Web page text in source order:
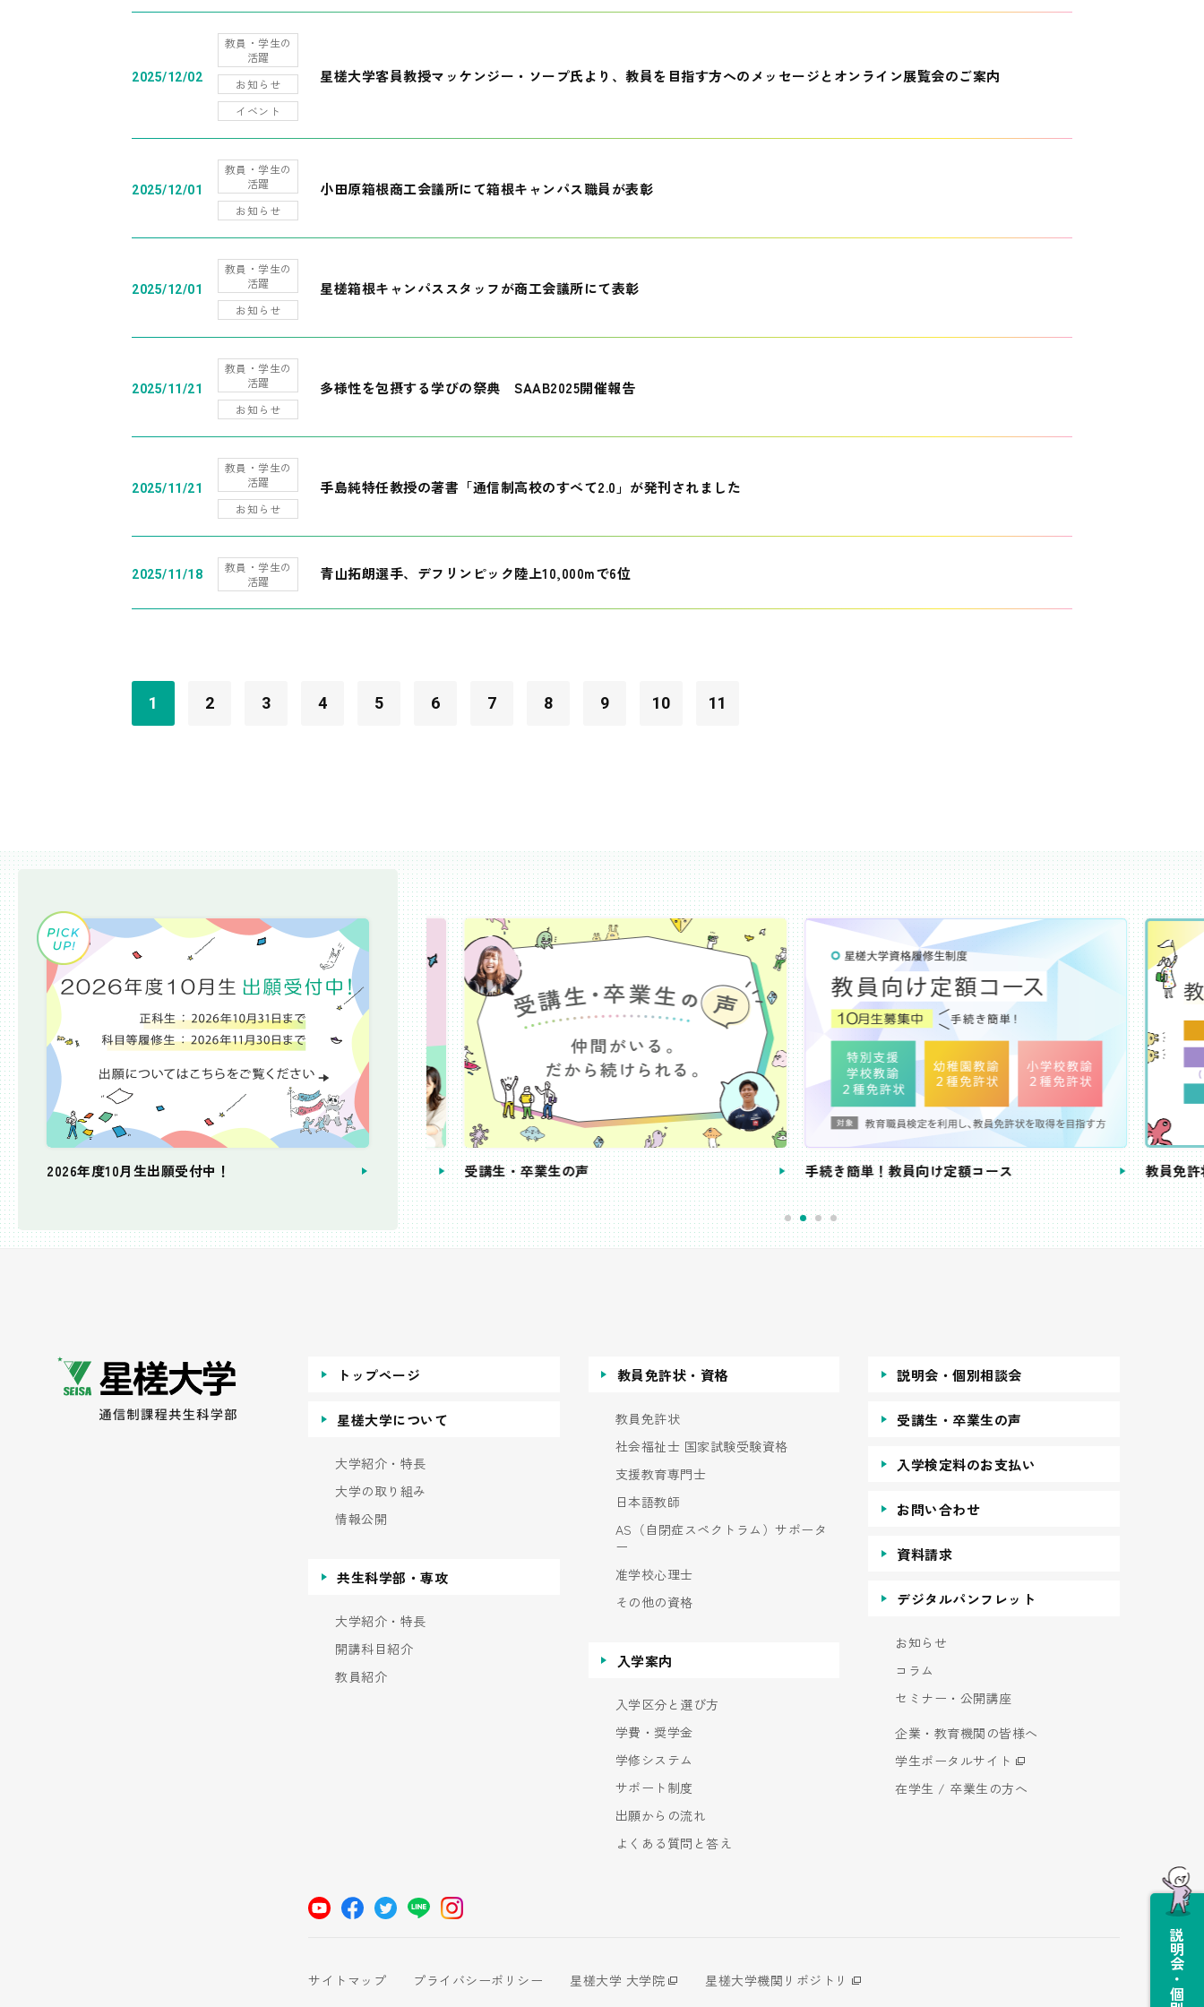
2025/12/02
教員・学生の
活躍
お知らせ
イベント
星槎大学客員教授マッケンジー・ソープ氏より、教員を目指す方へのメッセージとオンライン展覧会のご案内
2025/12/01
教員・学生の
活躍
お知らせ
小田原箱根商工会議所にて箱根キャンパス職員が表彰
2025/12/01
教員・学生の
活躍
お知らせ
星槎箱根キャンパススタッフが商工会議所にて表彰
2025/11/21
教員・学生の
活躍
お知らせ
多様性を包摂する学びの祭典 SAAB2025開催報告
2025/11/21
教員・学生の
活躍
お知らせ
手島純特任教授の著書「通信制高校のすべて2.0」が発刊されました
2025/11/18
教員・学生の
活躍
青山拓朗選手、デフリンピック陸上10,000mで6位
1 2 3 4 5 6 7 8 9 10 11
2026年度10月生出願受付中！
個別相談会 受講生・卒業生の声 手続き簡単！教員向け定額コース 教員免許状が
トップページ
星槎大学について
大学紹介・特長
大学の取り組み
情報公開
共生科学部・専攻
大学紹介・特長
開講科目紹介
教員紹介
教員免許状・資格
教員免許状
社会福祉士 国家試験受験資格
支援教育専門士
日本語教師
AS（自閉症スペクトラム）サポータ
ー
准学校心理士
その他の資格
入学案内
入学区分と選び方
学費・奨学金
学修システム
サポート制度
出願からの流れ
よくある質問と答え
説明会・個別相談会
受講生・卒業生の声
入学検定料のお支払い
お問い合わせ
資料請求
デジタルパンフレット
お知らせ
コラム
セミナー・公開講座
企業・教育機関の皆様へ
学生ポータルサイト
在学生 / 卒業生の方へ
サイトマップ プライバシーポリシー 星槎大学 大学院
星槎大学機関リポジトリ